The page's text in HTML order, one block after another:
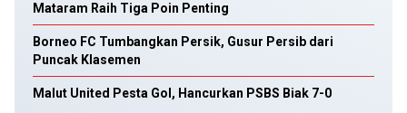
Mataram Raih Tiga Poin Penting
Borneo FC Tumbangkan Persik, Gusur Persib dari
Puncak Klasemen
Malut United Pesta Gol, Hancurkan PSBS Biak 7-0